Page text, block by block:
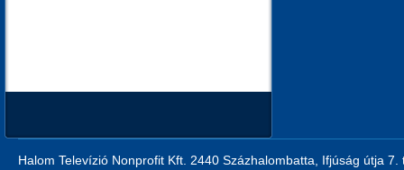
Halom Televízió Nonprofit Kft. 2440 Százhalombatta, Ifjúság útja